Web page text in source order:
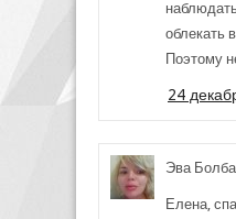
облекать
Поэтому
24
Эва
Елена,